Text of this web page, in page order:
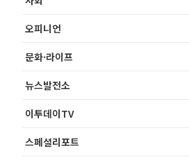
오피니언
문화·라이프
뉴스발전소
이투데이TV
스페셜리포트